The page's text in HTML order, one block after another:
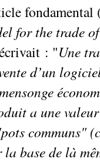
fondamental
for the trade
: "Une
d’un
a une
communs"
base de là